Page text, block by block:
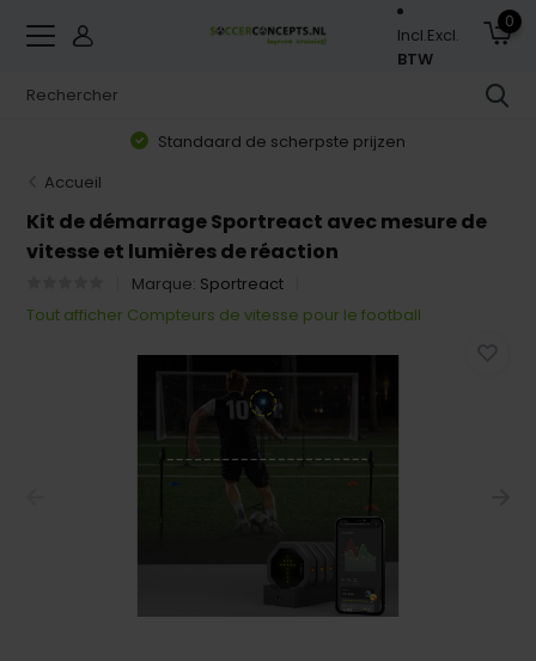
Incl.Excl.
BTW
0
Standaard de scherpste prijzen
Accueil
Kit de démarrage Sportreact avec mesure de
vitesse et lumières de réaction
Marque: Sportreact
Tout afficher Compteurs de vitesse pour le football